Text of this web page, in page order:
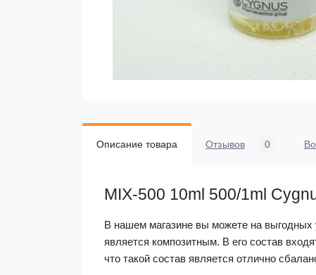
Описание товара Отзывов 0
MIX-500 10ml 500/1ml
В нашем магазине вы можете на выгодных
является композитным. В его состав
что такой состав является отлично